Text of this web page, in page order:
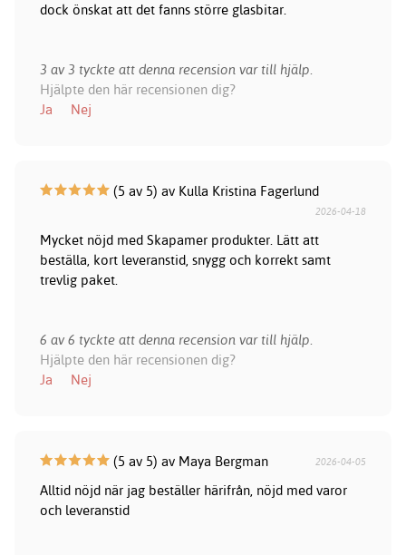
dock önskat att det fanns större glasbitar.
3 av 3 tyckte att denna recension var till hjälp.
Hjälpte den här recensionen dig?
Ja
Nej
(5 av 5) av Kulla Kristina Fagerlund
2026-04-18
Mycket nöjd med Skapamer produkter. Lätt att
beställa, kort leveranstid, snygg och korrekt samt
trevlig paket.
6 av 6 tyckte att denna recension var till hjälp.
Hjälpte den här recensionen dig?
Ja
Nej
(5 av 5) av Maya Bergman 2026-04-05
Alltid nöjd när jag beställer härifrån, nöjd med varor
och leveranstid